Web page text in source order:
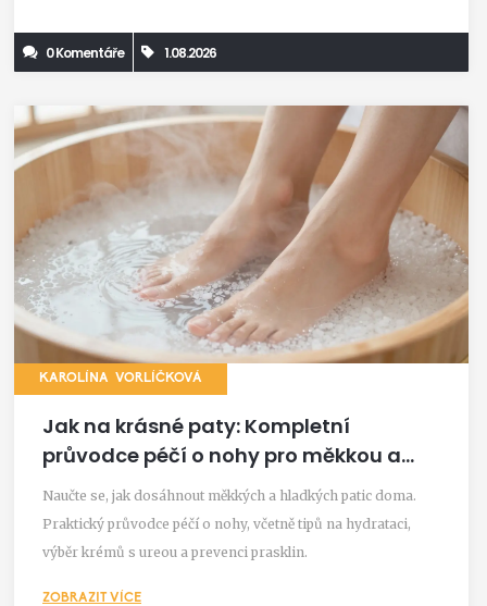
0 Komentáře 1.08.2026
KAROLÍNA VORLÍČKOVÁ
Jak na krásné paty: Kompletní
průvodce péčí o nohy pro měkkou a
hladkou kůži
Naučte se, jak dosáhnout měkkých a hladkých patic doma.
Praktický průvodce péčí o nohy, včetně tipů na hydrataci,
výběr krémů s ureou a prevenci prasklin.
ZOBRAZIT VÍCE